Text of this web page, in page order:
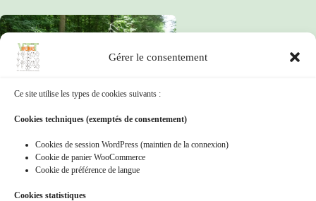
Gérer le consentement
Ce site utilise les types de cookies suivants :
Cookies techniques (exemptés de consentement)
Cookies de session WordPress (maintien de la connexion)
Cookie de panier WooCommerce
Cookie de préférence de langue
Cookies statistiques
12-juin-2011_-reco-des-randos-
forges